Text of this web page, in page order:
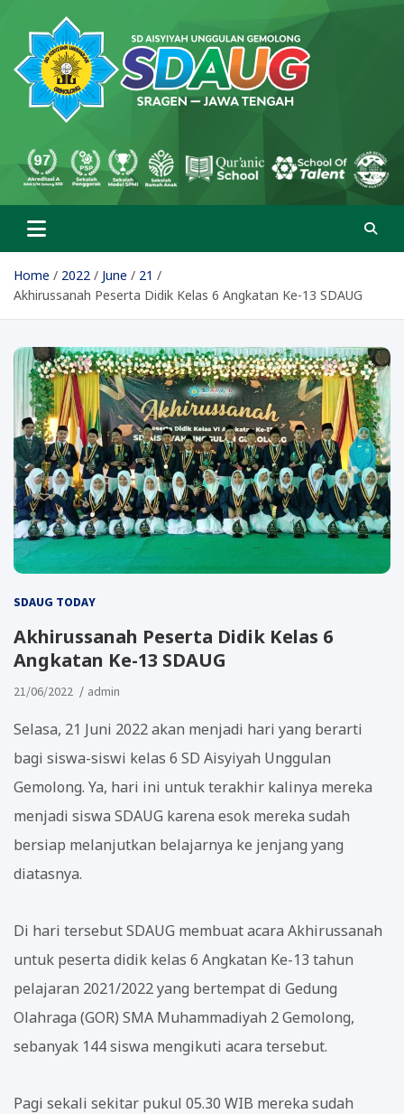
content
SD Aisyiyah Unggulan
Gemolong
Home 2022 June
21
Akhirussanah Peserta Didik Kelas 6 Angkatan Ke-13 SDAUG
SDAUG TODAY
Akhirussanah Peserta Didik Kelas 6
Angkatan Ke-13 SDAUG
21/06/2022 admin
Selasa, 21 Juni 2022 akan menjadi hari yang berarti
bagi siswa-siswi kelas 6 SD Aisyiyah Unggulan
Gemolong. Ya, hari ini untuk terakhir kalinya mereka
menjadi siswa SDAUG karena esok mereka sudah
bersiap melanjutkan belajarnya ke jenjang yang
diatasnya.
Di hari tersebut SDAUG membuat acara Akhirussanah
untuk peserta didik kelas 6 Angkatan Ke-13 tahun
pelajaran 2021/2022 yang bertempat di Gedung
Olahraga (GOR) SMA Muhammadiyah 2 Gemolong,
sebanyak 144 siswa mengikuti acara tersebut.
Pagi sekali sekitar pukul 05.30 WIB mereka sudah